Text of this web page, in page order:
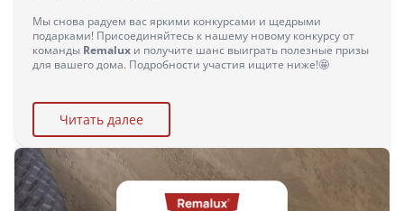
Мы снова радуем вас яркими конкурсами и щедрыми
подарками! Присоединяйтесь к нашему новому конкурсу от
команды Remalux и получите шанс выиграть полезные призы
для вашего дома. Подробности участия ищите ниже!🤩
Читать далее